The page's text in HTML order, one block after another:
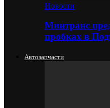
Новости
Минтранс
пробках в
Автозапчасти